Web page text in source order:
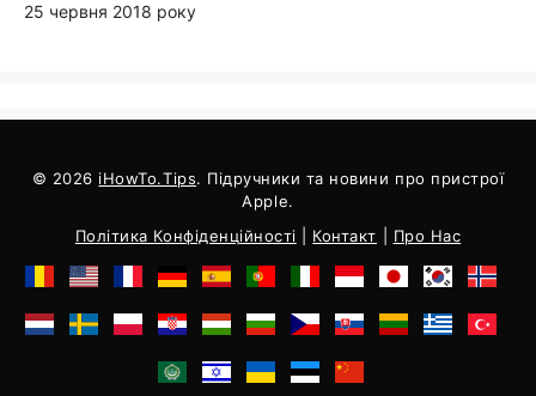
25 червня 2018 року
© 2026 iHowTo.Tips. Підручники та новини про пристрої
Apple.
Політика Конфіденційності
Контакт Про Нас